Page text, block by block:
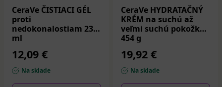
CeraVe ČISTIACI GÉL
proti
nedokonalostiam 236
ml
12,09 €
Na sklade
CeraVe HYDRATAČNÝ
KRÉM na suchú až
veľmi suchú pokožku
454 g
19,92 €
Na sklade